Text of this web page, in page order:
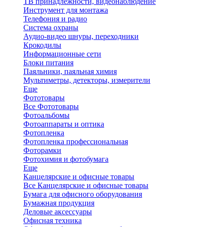
Инструмент для монтажа
Телефония и радио
Система охраны
Аудио-видео шнуры, переходники
Крокодилы
Информационные сети
Блоки питания
Паяльники, паяльная химия
Мультиметры, детекторы, измерители
Еще
Фототовары
Все Фототовары
Фотоальбомы
Фотоаппараты и оптика
Фотопленка
Фотопленка профессиональная
Фоторамки
Фотохимия и фотобумага
Еще
Канцелярские и офисные товары
Все Канцелярские и офисные товары
Бумага для офисного оборудования
Бумажная продукция
Деловые аксессуары
Офисная техника